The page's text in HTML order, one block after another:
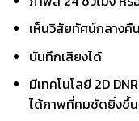
เห็นวิสัยทัศน์กลาง
บันทึกเสียงได้
มีเทคโนโลยี 2D
ได้ภาพที่คมชัดยิ่งขึ้น